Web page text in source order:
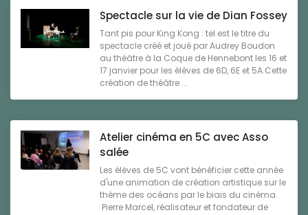
Spectacle sur la vie de Dian Fossey
Tant pis pour King Kong : tel est le titre du
spectacle créé et joué par Audrey Boudon
au théâtre à la Coque de Hennebont les 16 et
17 janvier pour les élèves de 6D, 6E et 5A.Cette
création de théâtre ...
Atelier cinéma en 5C avec Asso
salée
Les élèves de 5C vont bénéficier cette année
d'une animation de création artistique sur le
thème des océans par le biais du cinéma.
Pierre Marcel, réalisateur et fondateur de